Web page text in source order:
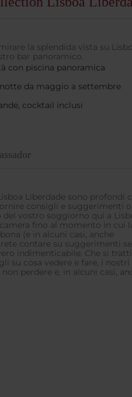
la splendida vista su
bar panoramico.
con piscina panoramica
da maggio a settembre
cocktail inclusi
Liberdade sono profondi
consigli e suggerimenti
vostro soggiorno qui a
fino al momento in cui
(e in alcuni casi, anche
contare su suggerimenti
indimenticabile. Che si tratti
su cosa vedere e fare, i nostri
perdere e, in alcuni casi,